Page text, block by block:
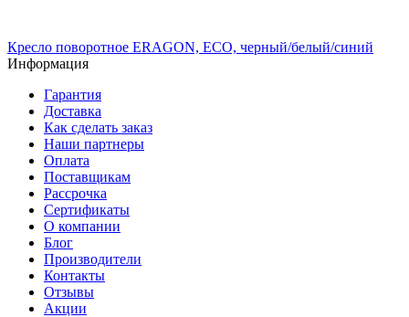
Кресло поворотное ERAGON, ECO, черный/белый/синий
Информация
Гарантия
Доставка
Как сделать заказ
Наши партнеры
Оплата
Поставщикам
Рассрочка
Сертификаты
О компании
Блог
Производители
Контакты
Отзывы
Акции